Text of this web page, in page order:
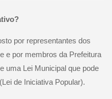
por representantes dos
e por membros da Prefeitura
uma Lei Municipal que pode
de Iniciativa Popular).